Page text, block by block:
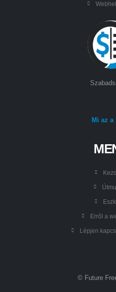
Mi az a
Erről a
Lépjen
© Future